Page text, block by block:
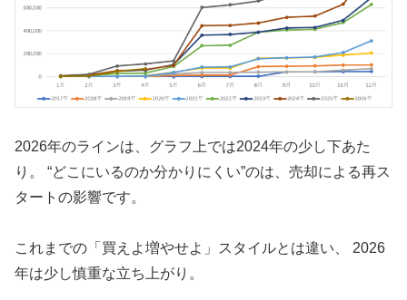
2026年のラインは、グラフ上では2024年の少し下あた
り。 “どこにいるのか分かりにくい”のは、売却による再ス
タートの影響です。
これまでの「買えよ増やせよ」スタイルとは違い、 2026
年は少し慎重な立ち上がり。